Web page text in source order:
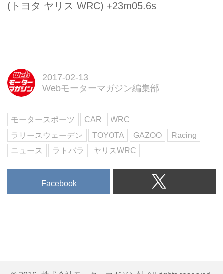
(トヨタ ヤリス WRC) +23m05.6s
2017-02-13
Webモーターマガジン編集部
モータースポーツ CAR
WRC
ラリースウェーデン
TOYOTA GAZOO
Racing
ニュース
ラトバラ ヤリスWRC
Facebook